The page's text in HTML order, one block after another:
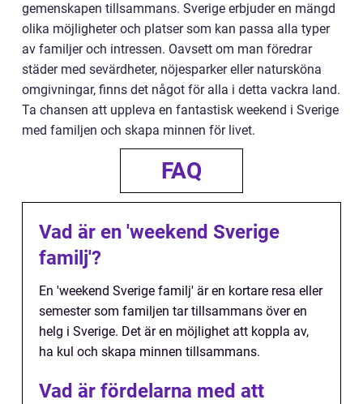
gemenskapen tillsammans. Sverige erbjuder en mängd
olika möjligheter och platser som kan passa alla typer
av familjer och intressen. Oavsett om man föredrar
städer med sevärdheter, nöjesparker eller natursköna
omgivningar, finns det något för alla i detta vackra land.
Ta chansen att uppleva en fantastisk weekend i Sverige
med familjen och skapa minnen för livet.
FAQ
Vad är en 'weekend Sverige
familj'?
En 'weekend Sverige familj' är en kortare resa eller
semester som familjen tar tillsammans över en
helg i Sverige. Det är en möjlighet att koppla av,
ha kul och skapa minnen tillsammans.
Vad är fördelarna med att